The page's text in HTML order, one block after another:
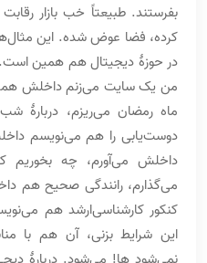
بفرستند. طبیعتاً خب بازار
کرده، فضا عوض شده. این
در حوزۀ دیجیتال هم همین است.
من یک سایت می‌زنم داخلش
ماه رمضان می‌ریزم، دربارۀ
دوست‌یابی را هم می‌نویسم
داخلش می‌آورم، چه بخوریم
می‌گذارم، رانندگی صحیح هم
کنکور کارشناسی‌ارشد هم
این شرایط بزنی، آن هم با